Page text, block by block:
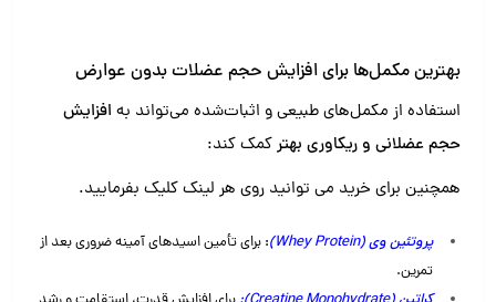
بهترین مکمل‌ها برای افزایش حجم عضلات بدون عوارض
استفاده از مکمل‌های طبیعی و اثبات‌شده می‌تواند به افزایش
حجم عضلانی و ریکاوری بهترکمک کند:
همچنین برای خرید می توانید روی هر لینک کلیک بفرمایید.
پروتئین وی (Whey Protein) : برای تأمین اسیدهای آمینه ضروری بعد از
تمرین.